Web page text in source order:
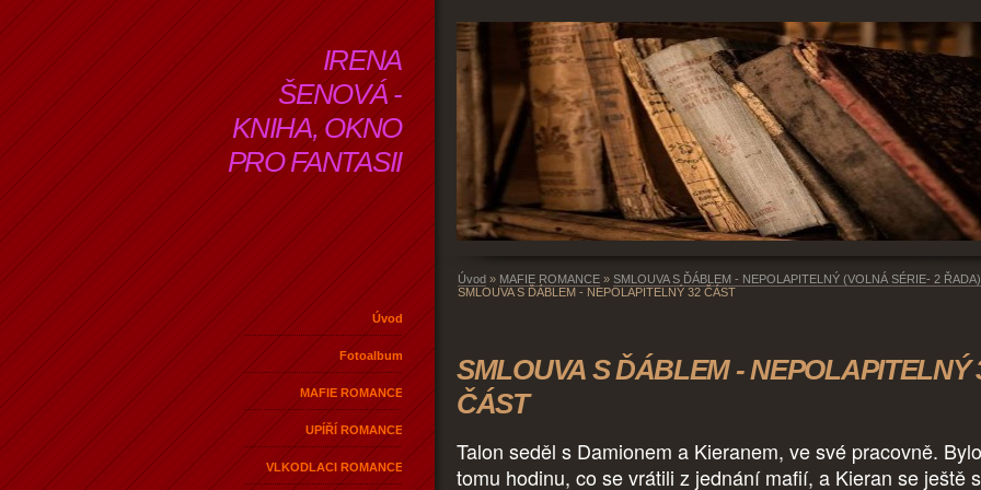
IRENA
ŠENOVÁ -
KNIHA, OKNO
PRO FANTASII
Úvod
Fotoalbum
MAFIE ROMANCE
UPÍŘÍ ROMANCE
VLKODLACI ROMANCE
Úvod » MAFIE ROMANCE » SMLOUVA S ĎÁBLEM - NEPOLAPITELNÝ (VOLNÁ SÉRIE- 2 ŘADA)
SMLOUVA S ĎÁBLEM - NEPOLAPITELNÝ 32 ČÁST
SMLOUVA S ĎÁBLEM - NEPOLAPITELNÝ
ČÁST
Talon seděl s Damionem a Kieranem, ve své pracovně. Bylo
tomu hodinu, co se vrátili z jednání mafií, a Kieran se ještě